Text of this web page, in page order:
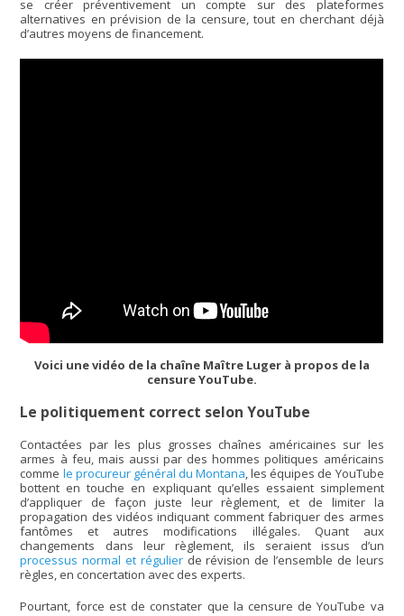
se créer préventivement un compte sur des plateformes
alternatives en prévision de la censure, tout en cherchant déjà
d’autres moyens de financement.
Voici une vidéo de la chaîne Maître Luger à propos de la
censure YouTube.
Le politiquement correct selon YouTube
Contactées par les plus grosses chaînes américaines sur les
armes à feu, mais aussi par des hommes politiques américains
comme le procureur général du Montana, les équipes de YouTube
bottent en touche en expliquant qu’elles essaient simplement
d’appliquer de façon juste leur règlement, et de limiter la
propagation des vidéos indiquant comment fabriquer des armes
fantômes et autres modifications illégales. Quant aux
changements dans leur règlement, ils seraient issus d’un
processus normal et régulierde révision de l’ensemble de leurs
règles, en concertation avec des experts.
Pourtant, force est de constater que la censure de YouTube va